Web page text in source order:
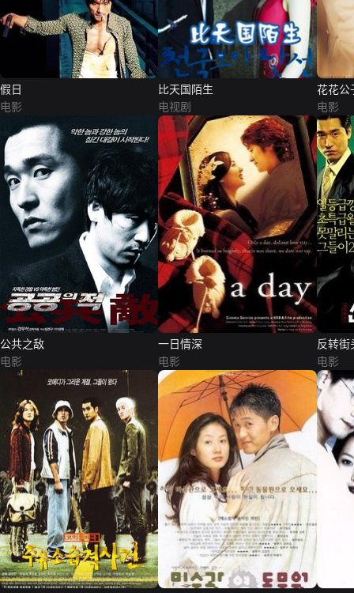
假日
电影
比天国陌生
电视剧
花花公
电影
公共之敌
电影
一日情深
电影
反转街
电影